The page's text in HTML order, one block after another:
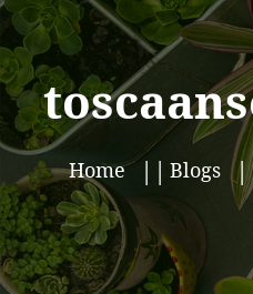
Home Blogs